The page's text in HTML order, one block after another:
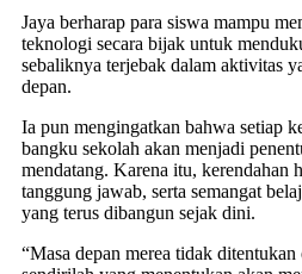
Jaya berharap para siswa mampu
teknologi secara bijak untuk
sebaliknya terjebak dalam aktivitas
depan.
Ia pun mengingatkan bahwa setiap
bangku sekolah akan menjadi
mendatang. Karena itu, kerendahan
tanggung jawab, serta semangat
yang terus dibangun sejak dini.
“Masa depan merea tidak